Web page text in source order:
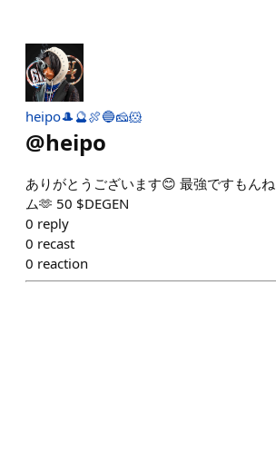
heipo🎩🔮🍖🔵🧀🐹
@heipo
ありがとうございます😊 最強ですもん
ム🫶 50 $DEGEN
0 reply
0 recast
0 reaction